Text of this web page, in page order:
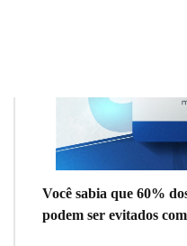
Você sabia que 60%
podem ser evitados